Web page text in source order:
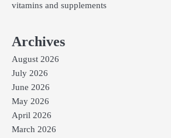
vitamins and supplements
Archives
August 2026
July 2026
June 2026
May 2026
April 2026
March 2026